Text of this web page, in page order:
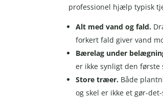
professionel hjælp typisk
Alt med vand og fald.
forkert fald giver vand
Bærelag under
er ikke synligt den første
Store træer. Både
og skel er ikke et gør-